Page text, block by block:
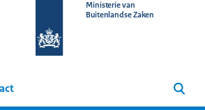
homepage
Ministerie van
Buitenlandse Zaken
Zoeken